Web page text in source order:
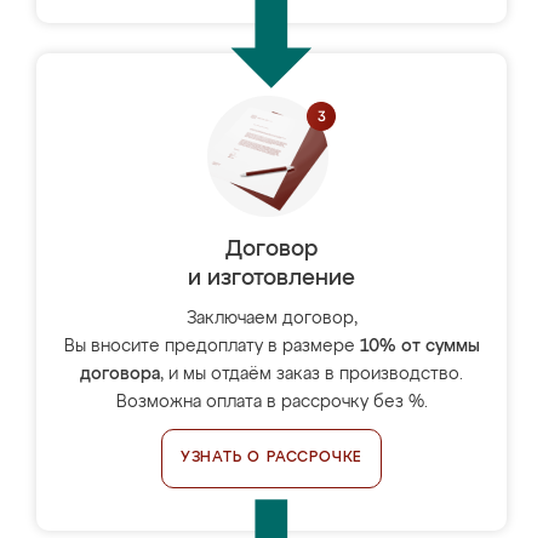
Договор
и изготовление
Заключаем договор,
Вы вносите предоплату в размере 10% от суммы
договора, и мы отдаём заказ в производство.
Возможна оплата в рассрочку без %.
УЗНАТЬ О РАССРОЧКЕ